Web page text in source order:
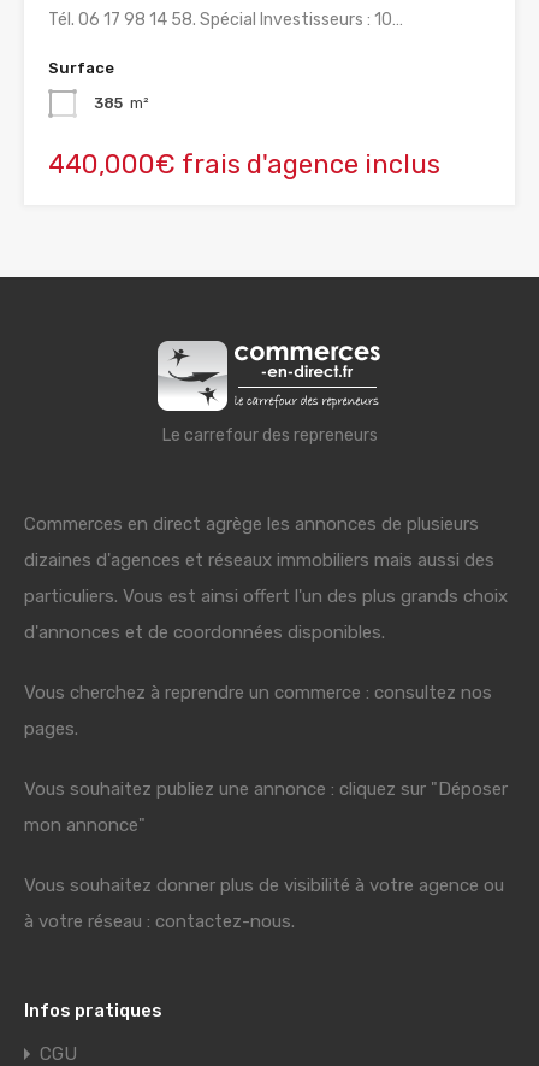
Tél. 06 17 98 14 58. Spécial Investisseurs : 10…
Surface
385 m²
440,000€ frais d'agence inclus
Le carrefour des repreneurs
Commerces en direct agrège les annonces de plusieurs
dizaines d'agences et réseaux immobiliers mais aussi des
particuliers. Vous est ainsi offert l'un des plus grands choix
d'annonces et de coordonnées disponibles.
Vous cherchez à reprendre un commerce : consultez nos
pages.
Vous souhaitez publiez une annonce : cliquez sur "Déposer
mon annonce"
Vous souhaitez donner plus de visibilité à votre agence ou
à votre réseau : contactez-nous.
Infos pratiques
CGU